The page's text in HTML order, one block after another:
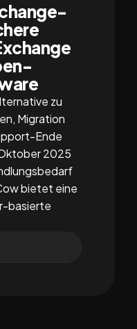
zu
Migration
Ende
2025
bietet eine
basierte